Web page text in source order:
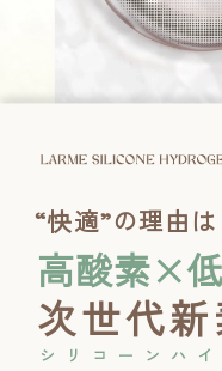
“快適”の理由は
高酸素×
次世代
シリコーンハ